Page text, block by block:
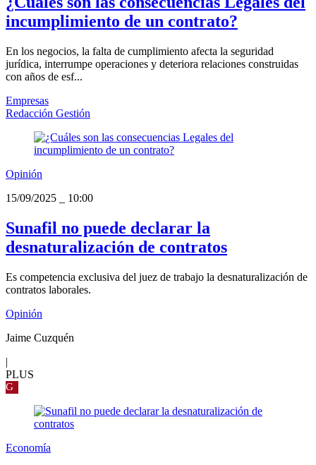
incumplimiento de un contrato?
En los negocios, la falta de cumplimiento afecta la seguridad
jurídica, interrumpe operaciones y deteriora relaciones construidas
con años de esf...
Empresas
Redacción Gestión
Opinión
15/09/2025
10:00
Sunafil no puede declarar la
desnaturalización de contratos
Es competencia exclusiva del juez de trabajo la desnaturalización de
contratos laborales.
Opinión
Jaime Cuzquén
|
PLUS
G
Economía